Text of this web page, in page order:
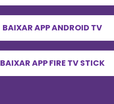
BAIXAR APP ANDROID TV
BAIXAR APP FIRE TV STICK